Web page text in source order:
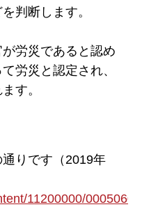
判断します。
労災であると認め
労災と認定され、
す。
りです（2019年
11200000/